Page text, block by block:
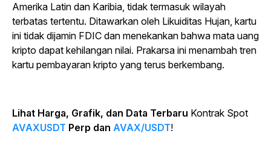
Amerika Latin dan Karibia, tidak termasuk wilayah
terbatas tertentu. Ditawarkan oleh Likuiditas Hujan, kartu
ini tidak dijamin FDIC dan menekankan bahwa mata uang
kripto dapat kehilangan nilai. Prakarsa ini menambah tren
kartu pembayaran kripto yang terus berkembang.
Lihat Harga, Grafik, dan Data Terbaru Kontrak Spot
AVAXUSDT Perp dan AVAX/USDT!